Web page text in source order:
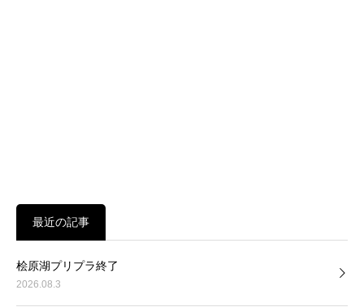
最近の記事
桧原湖プリプラ終了
2026.08.3